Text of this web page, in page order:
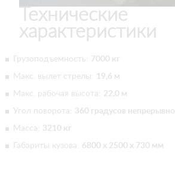
Технические
характеристики
Грузоподъемность: 7000 кг
Макс. вылет стрелы: 19,6 м
Макс. рабочая высота: 22,0 м
Угол поворота: 360 градусов непрерывно
Масса: 3210 кг
Габариты кузова: 6800 х 2500 х 730 мм